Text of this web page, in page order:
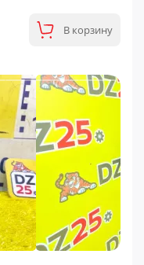
В корзину